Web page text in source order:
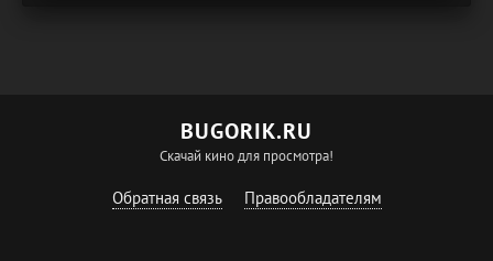
BUGORIK.RU
Скачай кино для просмотра!
Обратная связь Правообладателям